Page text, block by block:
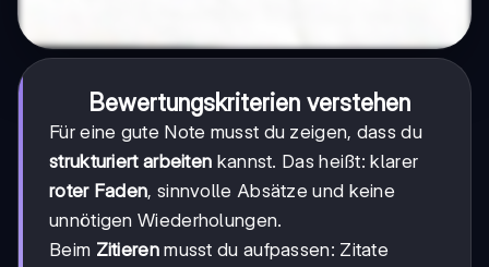
Bewertungskriterien verstehen
Für eine gute Note musst du zeigen, dass du
strukturiert arbeiten kannst. Das heißt: klarer
roter Faden, sinnvolle Absätze und keine
unnötigen Wiederholungen.
Beim Zitierenmusst du aufpassen: Zitate